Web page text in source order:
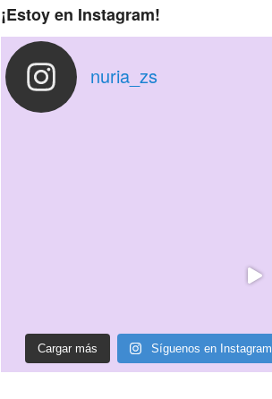
¡Estoy en Instagram!
nuria_zs
Cargar más Síguenos en Instagram